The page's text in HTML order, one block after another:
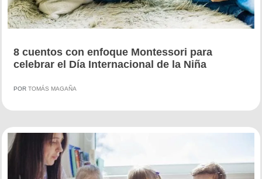
8 cuentos con enfoque Montessori para
celebrar el Día Internacional de la Niña
POR TOMÁS MAGAÑA